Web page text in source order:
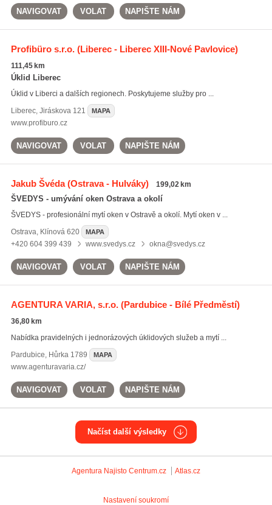
NAVIGOVAT VOLAT NAPIŠTE NÁM
Profibüro s.r.o.(Liberec - Liberec XIII-Nové Pavlovice)
111,45 km
Úklid Liberec
Úklid v Liberci a dalších regionech. Poskytujeme služby pro ...
Liberec, Jiráskova 121 MAPA
www.profiburo.cz
NAVIGOVAT VOLAT NAPIŠTE NÁM
Jakub Švéda(Ostrava - Hulváky) 199,02 km
ŠVEDYS - umývání oken Ostrava a okolí
ŠVEDYS - profesionální mytí oken v Ostravě a okolí. Mytí oken v ...
Ostrava, Klínová 620 MAPA
+420 604 399 439 www.svedys.cz okna@svedys.cz
NAVIGOVAT VOLAT NAPIŠTE NÁM
AGENTURA VARIA, s.r.o.(Pardubice - Bílé Předměstí)
36,80 km
Nabídka pravidelných i jednorázových úklidových služeb a mytí ...
Pardubice, Hůrka 1789 MAPA
www.agenturavaria.cz/
NAVIGOVAT VOLAT NAPIŠTE NÁM
Načíst další výsledky
Agentura Najisto Centrum.cz Atlas.cz
Nastavení soukromí